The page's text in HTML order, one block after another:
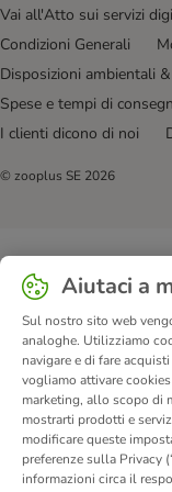
Vai all'Atto sui servizi
Condizioni Generali
Disposizioni ambientali
Spese e tempi di
I clienti dicono di noi
© zooplus SE 2026
Aiutaci a
Sul nostro sito web
analoghe. Utilizziamo
navigare e di fare
vogliamo attivare
marketing, allo scopo di
mostrarti prodotti e
modificare queste
preferenze sulla Privacy
informazioni circa il